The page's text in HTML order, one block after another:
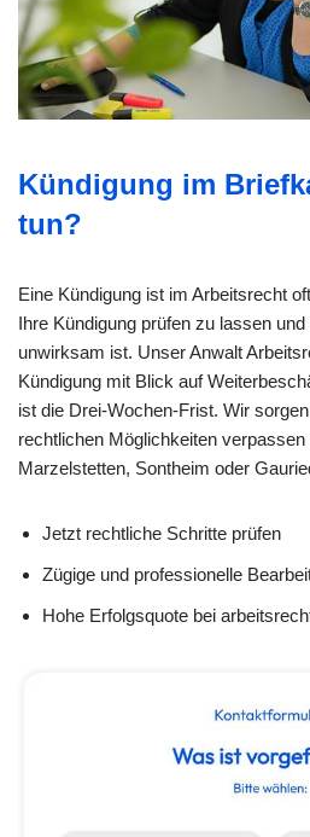
Kündigung im
tun?
Eine Kündigung ist im Arbeitsrecht
Ihre Kündigung prüfen zu lassen
unwirksam ist. Unser Anwalt
Kündigung mit Blick auf
ist die Drei-Wochen-Frist. Wir
rechtlichen Möglichkeiten
Marzelstetten, Sontheim oder
Jetzt rechtliche Schritte prüfen
Zügige und professionelle
Hohe Erfolgsquote bei